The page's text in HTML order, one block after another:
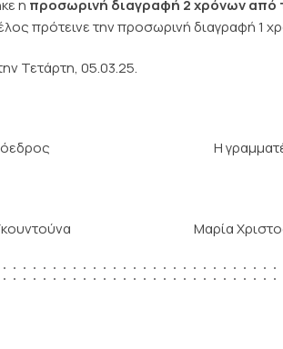
η προσωρινή διαγραφή 2 χρόνων
πρότεινε την προσωρινή διαγραφή 1
Τετάρτη, 05.03.25.
Η
Μαρία